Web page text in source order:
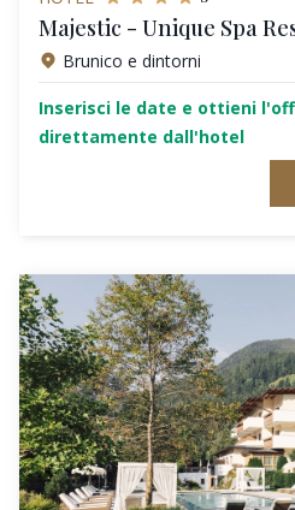
Majestic - Unique Spa
Brunico e dintorni
Inserisci le date e ottieni
direttamente dall'hotel